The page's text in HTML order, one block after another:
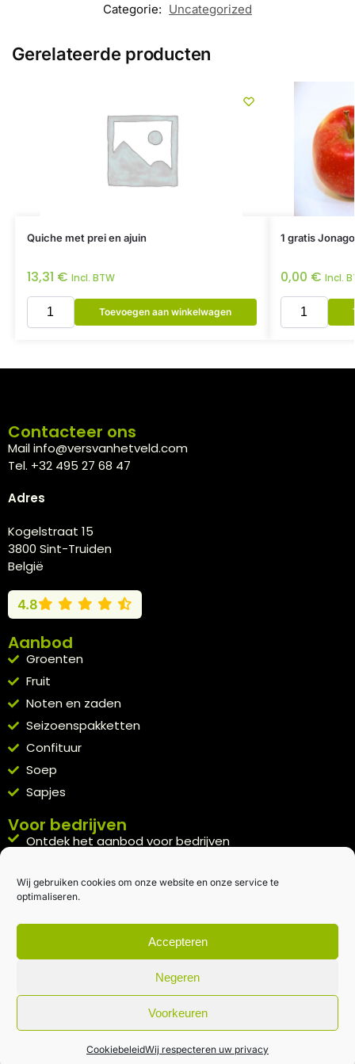
Wij gebruiken cookies om onze website en onze service te
optimaliseren.
Accepteren
Negeren
Voorkeuren
CookiebeleidWij respecteren uw privacy
Categorie: Uncategorized
Gerelateerde producten
Quiche met prei en ajuin
13,31 € Incl. BTW
Toevoegen aan winkelwagen
1 gratis
0,00 € Incl.
Contacteer ons
Mail info@versvanhetveld.com
Tel. +32 495 27 68 47
Adres
Kogelstraat 15
3800 Sint-Truiden
België
4.8
Aanbod
Groenten
Fruit
Noten en zaden
Seizoenspakketten
Confituur
Soep
Sapjes
Voor bedrijven
Ontdek het aanbod voor bedrijven
Kennismakingspakket aanvragen
Blijft op de hoogte
Rechtstreeks van het veld naar je inbox.
Inschrijven nieuwsbrief
Algemene voorwaarden|Privacybeleid| gemaakt met door
creativitijd